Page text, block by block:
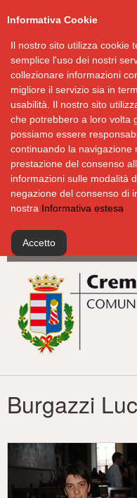
Informativa Cookie
Il nostro sito utilizza cookie
semplice l'uso dei nostri
collezionare informazioni
migliore il servizio sia in
usabilità. Il nostro sito
che potrebbero a loro volta
possiamo essere
continuando la navigazione
prestazione del consenso
informazioni sulle modalità
negazione del consenso di
nostra Informativa estesa
Accetto
Salta
al
Burgazzi